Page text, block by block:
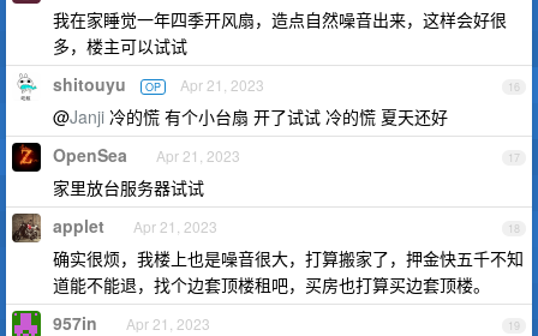
我在家睡觉一年四季开风扇，造点自然噪音出来，这样会好很
多，楼主可以试试
16
shitouyu OP Apr 21, 2023
@Janji 冷的慌 有个小台扇 开了试试 冷的慌 夏天还好
17
OpenSea Apr 21, 2023
家里放台服务器试试
18
applet Apr 21, 2023
确实很烦，我楼上也是噪音很大，打算搬家了，押金快五千不知
道能不能退，找个边套顶楼租吧，买房也打算买边套顶楼。
19
957in Apr 21, 2023